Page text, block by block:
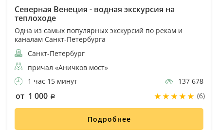
Северная Венеция - водная экскурсия на
теплоходе
Одна из самых популярных экскурсий по рекам и
каналам Санкт-Петербурга
Санкт-Петербург
причал «Аничков мост»
1 час 15 минут
137 678
от 1 000 (6)
Подробнее